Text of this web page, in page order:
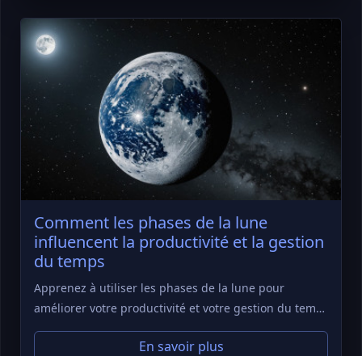
Comment les phases de la lune
influencent la productivité et la gestion
du temps
Apprenez à utiliser les phases de la lune pour
améliorer votre productivité et votre gestion du tem…
En savoir plus